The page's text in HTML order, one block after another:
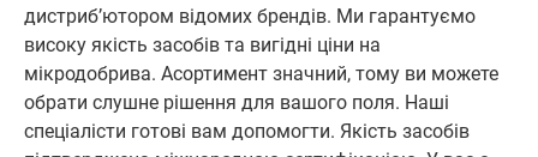
дистриб’ютором відомих брендів. Ми гарантуємо
високу якість засобів та вигідні ціни на
мікродобрива. Асортимент значний, тому ви можете
обрати слушне рішення для вашого поля. Наші
спеціалісти готові вам допомогти. Якість засобів